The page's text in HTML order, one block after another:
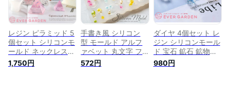
レジン ピラミッド 5
個セット シリコンモ
ールド ネックレス
アクセサリー パーツ
作成 UVレジン エポ
1,750円
手書き風 シリコン
型 モールド アルフ
ァベット 丸文字 フ
ラット ■ シリコンモ
ールド 英字 文字 大
572円
ダイヤ 4個セット レ
ジン シリコンモール
ド 宝石 鉱石 鉱物型
ネックレス アクセサ
リー ペンダント イ
980円